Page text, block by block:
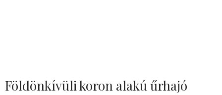
Földönkívüli koron alakú űrhajó